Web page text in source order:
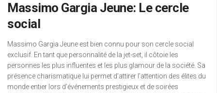
Massimo Gargia Jeune: Le cercle
social
Massimo Gargia Jeune est bien connu pour son cercle social
exclusif. En tant que personnalité de la jet-set, il côtoie les
personnes les plus influentes et les plus glamour de la société. Sa
présence charismatique lui permet d’attirer l’attention des élites du
monde entier lors d’événements prestigieux et de soirées